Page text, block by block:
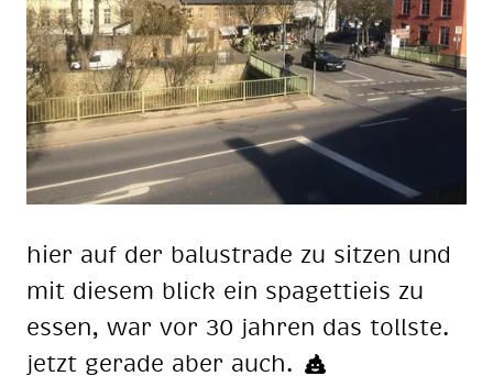
hier auf der ba­lus­tra­de zu sit­zen und
mit die­sem blick ein spa­get­ti­eis zu
es­sen, war vor 30 jah­ren das tolls­te.
jetzt ge­ra­de aber auch.